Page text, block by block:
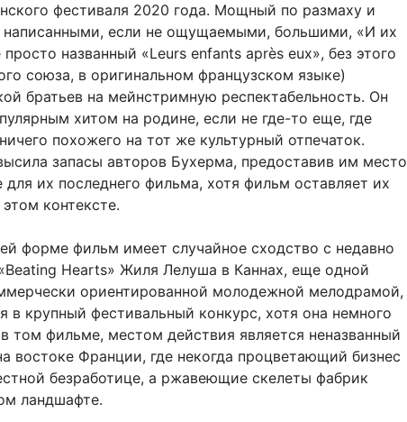
фестиваля 2020 года. Мощный по размаху и
если не ощущаемыми, большими, «И их
названный «Leurs enfants après eux», без этого
союза, в оригинальном французском языке)
братьев на мейнстримную респектабельность. Он
хитом на родине, если не где-то еще, где
похожего на тот же культурный отпечаток.
запасы авторов Бухерма, предоставив им место
для их последнего фильма, хотя фильм оставляет их
контексте.
форме фильм имеет случайное сходство с недавно
Hearts» Жиля Лелуша в Каннах, еще одной
ориентированной молодежной мелодрамой,
в крупный фестивальный конкурс, хотя она немного
том фильме, местом действия является неназванный
востоке Франции, где некогда процветающий бизнес
безработице, а ржавеющие скелеты фабрик
ландшафте.